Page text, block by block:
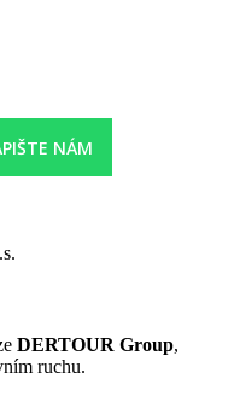
NÁM
DERTOUR Group,
ruchu.